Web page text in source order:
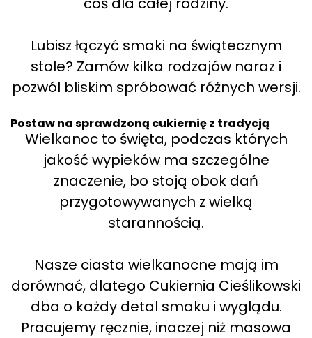
Lubisz łączyć smaki na świątecznym
stole? Zamów kilka rodzajów naraz i
pozwól bliskim spróbować różnych wersji.
Postaw na sprawdzoną cukiernię z tradycją
Wielkanoc to święta, podczas których
jakość wypieków ma szczególne
znaczenie, bo stoją obok dań
przygotowywanych z wielką
starannością.
Nasze ciasta wielkanocne mają im
dorównać, dlatego Cukiernia Cieślikowski
dba o każdy detal smaku i wyglądu.
Pracujemy ręcznie, inaczej niż masowa